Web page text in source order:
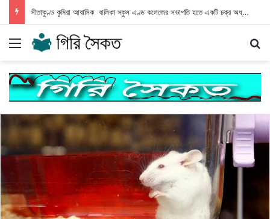
সীতাকুণ্ড কুমিরা আবাসিক বালিকা স্কুল এণ্ড কলেজের সভাপতি হতে একটি চক্র অধ্যক্ষের বিরুদ্ধে অপপ্রচার
Menu